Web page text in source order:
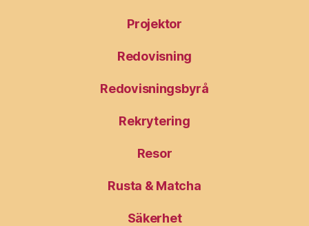
Projektor
Redovisning
Redovisningsbyrå
Rekrytering
Resor
Rusta & Matcha
Säkerhet